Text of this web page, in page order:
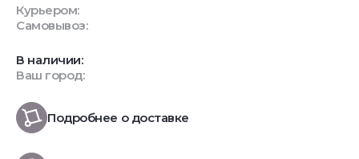
Курьером:
Самовывоз:
В наличии:
Ваш город:
Подробнее о доставке